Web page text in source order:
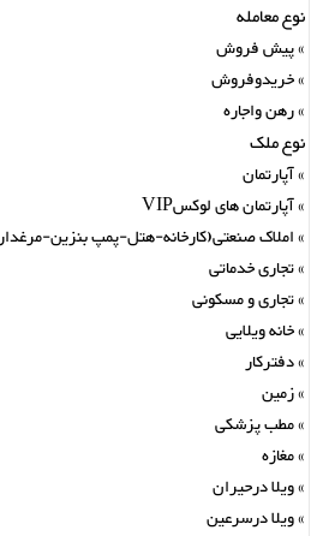
نوع معامله
پیش فروش
خریدوفروش
رهن واجاره
نوع ملک
آپارتمان
آپارتمان های لوکسVIP
املاک صنعتی(کارخانه-هتل-پمپ بنزین-
تجاری خدماتی
تجاری و مسکونی
خانه ویلایی
دفترکار
زمین
مطب پزشکی
مغازه
ویلا درحیران
ویلا درسرعین